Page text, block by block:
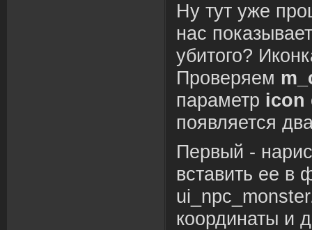
Ну тут уже
нас
убитого?
Проверяем
параметр icon
появляется
Первый -
вставить ее в
координаты и